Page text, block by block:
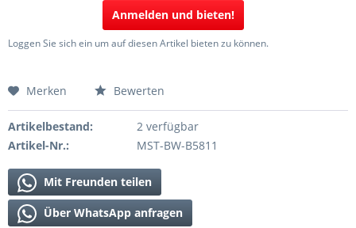
Anmelden und bieten!
Loggen Sie sich ein um auf diesen Artikel bieten zu können.
Merken Bewerten
Artikelbestand:
2 verfügbar
Artikel-Nr.:
MST-BW-B5811
Mit Freunden teilen
Über WhatsApp anfragen